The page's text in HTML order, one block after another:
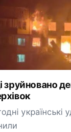
зруйновано
українські